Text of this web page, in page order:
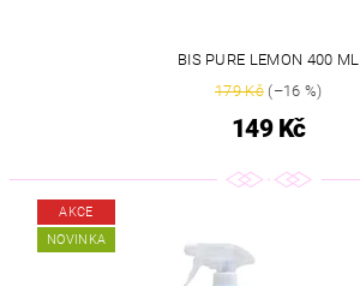
BIS PURE LEMON 400 ML
179 Kč(–16 %)
149 Kč
AKCE
NOVINKA